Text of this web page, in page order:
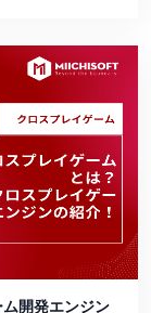
開発エンジン